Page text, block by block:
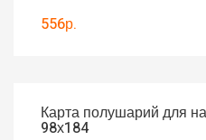
556р.
Карта полушарий для
98х184